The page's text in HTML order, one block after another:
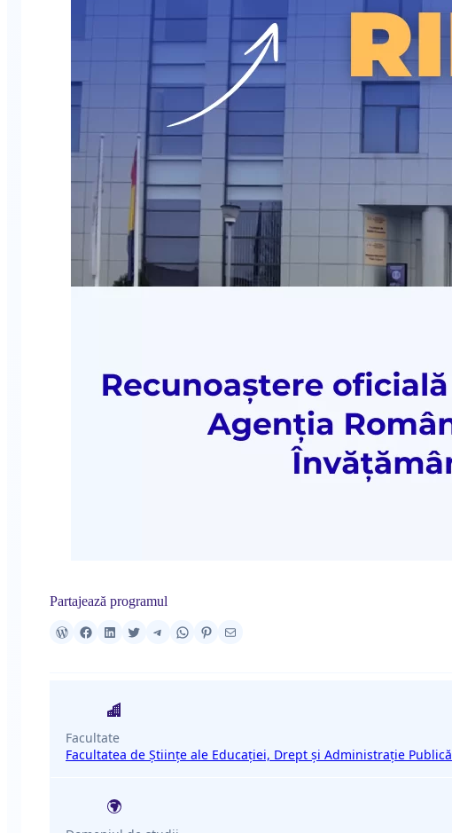
Partajează programul
Facultate
Facultatea de Științe ale Educației, Drept și Administrație Publică